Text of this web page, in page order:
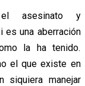
asesinato y
es una aberración
la ha tenido.
el que existe en
siquiera manejar